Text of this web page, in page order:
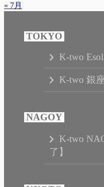
« 7月
K-two
K-two 銀
K-two
了】